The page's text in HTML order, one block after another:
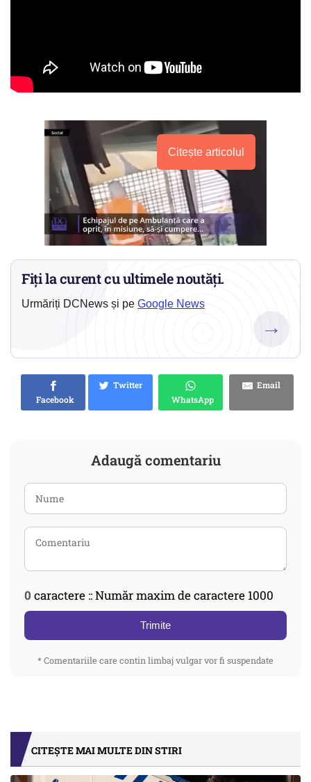
Citește articolul
Fiți la curent cu ultimele noutăți.
Urmăriți DCNews și pe Google News
→
Facebook
Twitter
WhatsApp
Email
Adaugă comentariu
0 caractere :: Număr maxim de caractere 1000
Trimite
* Comentariile care contin limbaj vulgar vor fi suspendate
CITEȘTE MAI MULTE DIN STIRI